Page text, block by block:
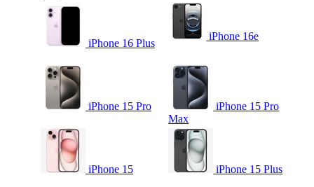
iPhone 16 Plus
iPhone 16e
iPhone 15 Pro
iPhone 15 Pro
Max
iPhone 15 iPhone 15 Plus